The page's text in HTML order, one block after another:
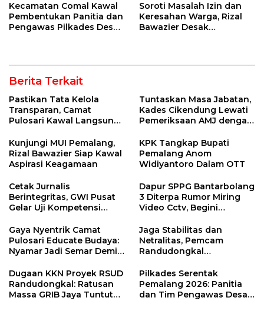
Kecamatan Comal Kawal
Pembentukan Panitia dan
Pengawas Pilkades Desa
Soroti Masalah Izin dan
Keresahan Warga, Rizal
Bawazier Desak
Berita Terkait
Pastikan Tata Kelola
Transparan, Camat
Pulosari Kawal Langsung
Tuntaskan Masa Jabatan,
Kades Cikendung Lewati
Pemeriksaan AMJ dengan
Kunjungi MUI Pemalang,
Rizal Bawazier Siap Kawal
Aspirasi Keagamaan
KPK Tangkap Bupati
Pemalang Anom
Widiyantoro Dalam OTT
Cetak Jurnalis
Berintegritas, GWI Pusat
Gelar Uji Kompetensi
Dapur SPPG Bantarbolang
3 Diterpa Rumor Miring
Video Cctv, Begini
Gaya Nyentrik Camat
Pulosari Educate Budaya:
Nyamar Jadi Semar Demi
Jaga Stabilitas dan
Netralitas, Pemcam
Randudongkal
Pilkades 2026
Dugaan KKN Proyek RSUD
Randudongkal: Ratusan
Massa GRIB Jaya Tuntut
Pilkades Serentak
Pemalang 2026: Panitia
dan Tim Pengawas Desa